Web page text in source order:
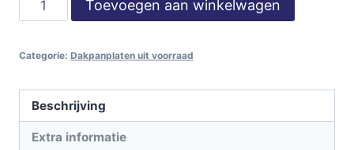
-
dakpanprofielplaten
1600
mm
Toevoegen aan winkelwagen
Categorie: Dakpanplaten uit voorraad
Beschrijving
Extra informatie